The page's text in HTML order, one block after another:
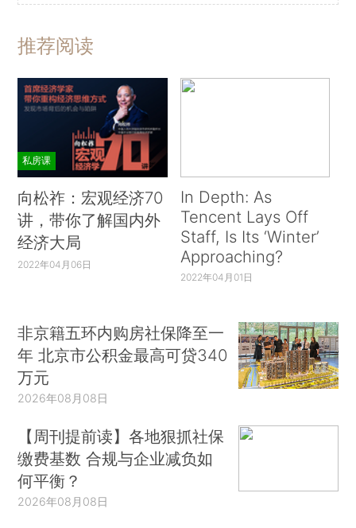
推荐阅读
私房课
向松祚：宏观经济70
讲，带你了解国内外
经济大局
2022年04月06日
In Depth: As
Tencent Lays Off
Staff, Is Its ‘Winter’
Approaching?
2022年04月01日
非京籍五环内购房社保降至一
年 北京市公积金最高可贷340
万元
2026年08月08日
【周刊提前读】各地狠抓社保
缴费基数 合规与企业减负如
何平衡？
2026年08月08日